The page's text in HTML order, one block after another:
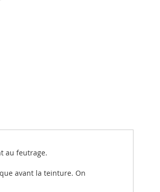
au feutrage.
avant la teinture. On